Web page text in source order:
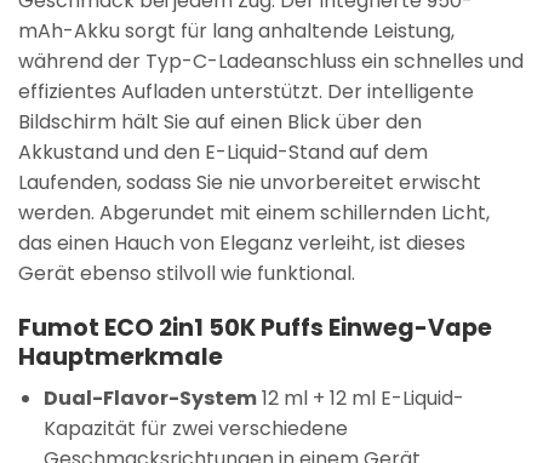
mAh-Akku sorgt für lang anhaltende Leistung,
während der Typ-C-Ladeanschluss ein schnelles und
effizientes Aufladen unterstützt. Der intelligente
Bildschirm hält Sie auf einen Blick über den
Akkustand und den E-Liquid-Stand auf dem
Laufenden, sodass Sie nie unvorbereitet erwischt
werden. Abgerundet mit einem schillernden Licht,
das einen Hauch von Eleganz verleiht, ist dieses
Gerät ebenso stilvoll wie funktional.
Fumot ECO 2in1 50K Puffs Einweg-Vape
Hauptmerkmale
Dual-Flavor-System12 ml + 12 ml E-Liquid-
Kapazität für zwei verschiedene